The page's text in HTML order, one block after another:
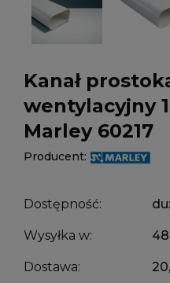
Kanał
wentylacyjny
Marley 60217
Producent:
Dostępność:
Wysyłka w:
Dostawa: